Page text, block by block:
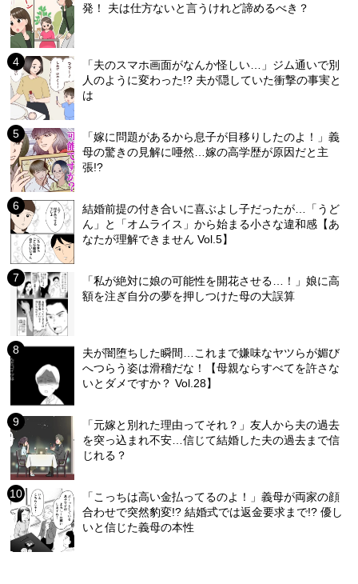
発！ 夫は仕方ないと言うけれど諦めるべき？
「夫のスマホ画面がなんか怪しい…」ジム通いで別
人のように変わった!? 夫が隠していた衝撃の事実と
は
「嫁に問題があるから息子が目移りしたのよ！」義
母の驚きの見解に唖然…嫁の高学歴が原因だと主
張!?
結婚前提の付き合いに喜ぶよし子だったが…「うど
ん」と「オムライス」から始まる小さな違和感【あ
なたが理解できません Vol.5】
「私が絶対に娘の可能性を開花させる…！」娘に高
額を注ぎ自分の夢を押しつけた母の大誤算
夫が闇堕ちした瞬間…これまで嫌味なヤツらが媚び
へつらう姿は滑稽だな！【母親ならすべてを許さな
いとダメですか？ Vol.28】
「元嫁と別れた理由ってそれ？」友人から夫の過去
を突っ込まれ不安…信じて結婚した夫の過去まで信
じれる？
「こっちは高い金払ってるのよ！」義母が両家の顔
合わせで突然豹変!? 結婚式では返金要求まで!? 優し
いと信じた義母の本性